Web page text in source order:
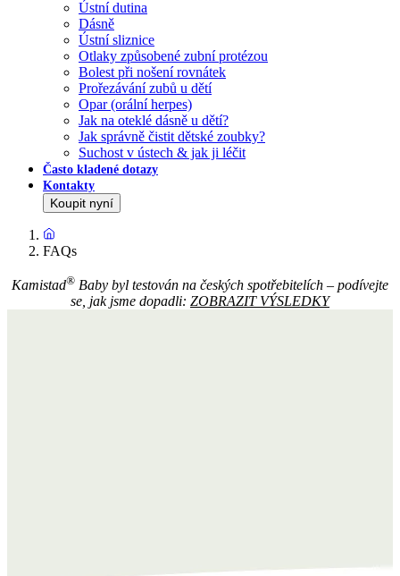
Ústní dutina
Dásně
Ústní sliznice
Otlaky způsobené zubní protézou
Bolest při nošení rovnátek
Prořezávání zubů u dětí
Opar (orální herpes)
Jak na oteklé dásně u dětí?
Jak správně čistit dětské zoubky?
Suchost v ústech & jak ji léčit
Často kladené dotazy
Kontakty
Koupit nyní
FAQs
Kamistad® Baby byl testován na českých spotřebitelích – podívejte
se, jak jsme dopadli: ZOBRAZIT VÝSLEDKY